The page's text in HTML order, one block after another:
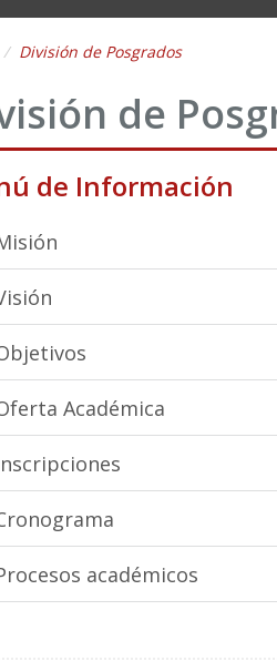
División de Posgrados
de
de Información
Académica
académicos